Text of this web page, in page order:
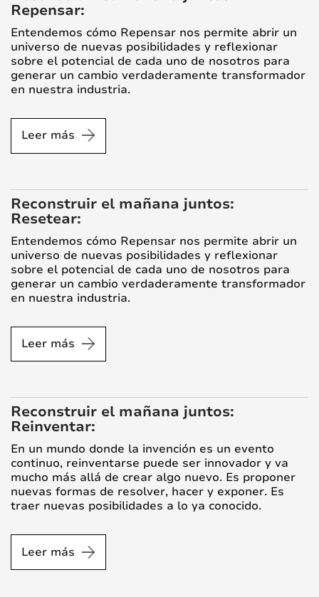
Repensar:
Entendemos cómo Repensar nos permite abrir un
universo de nuevas posibilidades y reflexionar
sobre el potencial de cada uno de nosotros para
generar un cambio verdaderamente transformador
en nuestra industria.
Leer más
Reconstruir el mañana juntos:
Resetear:
Entendemos cómo Repensar nos permite abrir un
universo de nuevas posibilidades y reflexionar
sobre el potencial de cada uno de nosotros para
generar un cambio verdaderamente transformador
en nuestra industria.
Leer más
Reconstruir el mañana juntos:
Reinventar:
En un mundo donde la invención es un evento
continuo, reinventarse puede ser innovador y va
mucho más allá de crear algo nuevo. Es proponer
nuevas formas de resolver, hacer y exponer. Es
traer nuevas posibilidades a lo ya conocido.
Leer más